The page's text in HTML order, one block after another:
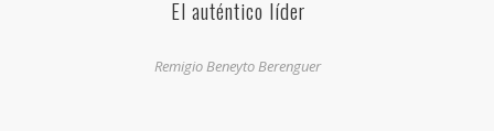
El auténtico líder
Remigio Beneyto Berenguer